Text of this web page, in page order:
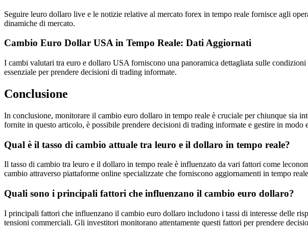
Seguire leuro dollaro live e le notizie relative al mercato forex in tempo reale fornisce agli
dinamiche di mercato.
Cambio Euro Dollar USA in Tempo Reale: Dati Aggiornati
I cambi valutari tra euro e dollaro USA forniscono una panoramica dettagliata sulle
essenziale per prendere decisioni di trading informate.
Conclusione
In conclusione, monitorare il cambio euro dollaro in tempo reale è cruciale per chiunque sia
fornite in questo articolo, è possibile prendere decisioni di trading informate e gestire in
Qual è il tasso di cambio attuale tra leuro e il dollaro in tempo reale?
Il tasso di cambio tra leuro e il dollaro in tempo reale è influenzato da vari fattori come
cambio attraverso piattaforme online specializzate che forniscono aggiornamenti in tempo
Quali sono i principali fattori che influenzano il cambio euro dollaro?
I principali fattori che influenzano il cambio euro dollaro includono i tassi di interesse delle
tensioni commerciali. Gli investitori monitorano attentamente questi fattori per prendere